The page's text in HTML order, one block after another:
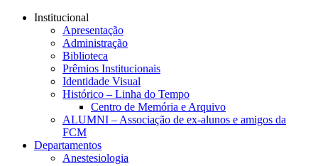
Conteúdo principal
Institucional
Apresentação
Administração
Biblioteca
Prêmios Institucionais
Identidade Visual
Histórico – Linha do Tempo
Centro de Memória e Arquivo
ALUMNI – Associação de ex-alunos e amigos da
FCM
Departamentos
Anestesiologia